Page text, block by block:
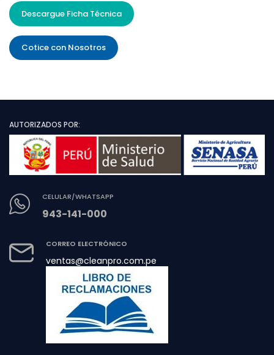
Descargue Ficha Técnica
Cotice con Nosotros
AUTORIZADOS POR:
CELULAR/WHATSAPP
943-141-000
CORREO ELECTRÓNICO
ventas@cleanpro.com.pe